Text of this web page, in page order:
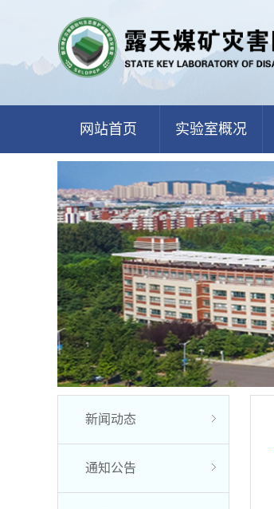
网站首页 实验室概况
新闻动态
通知公告